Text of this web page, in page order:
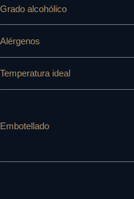
Grado alcohólico
Alérgenos
Temperatura ideal
Embotellado